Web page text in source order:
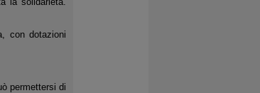
con dotazioni
permettersi di